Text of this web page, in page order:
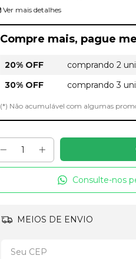
Ver mais detalhes
Compre mais, pague
20% OFF
comprando 2
30% OFF
comprando 3
(*) Não acumulável com algumas
Consulte-nos
MEIOS DE ENVIO